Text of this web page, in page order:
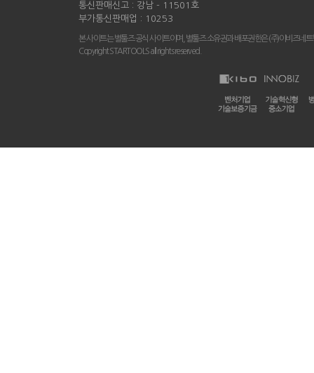
통신판매신고 : 강남 - 11501호
부가통신판매업 : 10253
본 사이트는 별툴즈 공식 사이트이며, 별툴즈 소유권과 배포권한은 (주)이비즈네
Copyright STARTOOLS all rights reserved.